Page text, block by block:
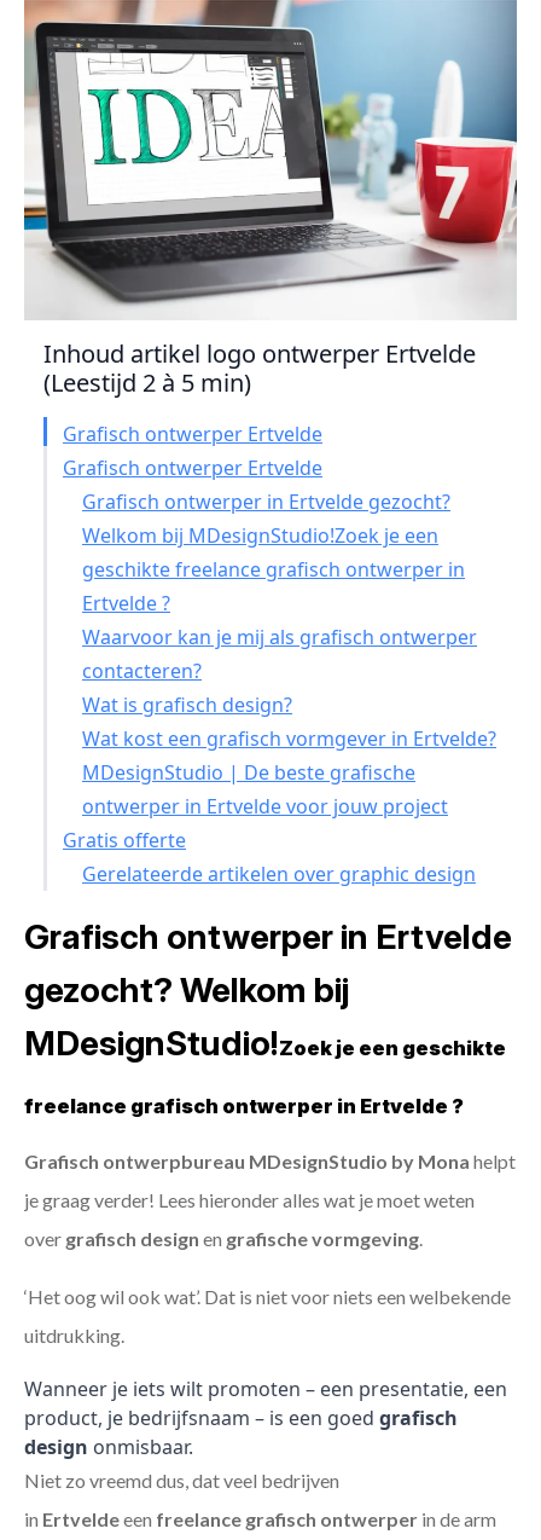
Inhoud artikel logo ontwerper Ertvelde
(Leestijd 2 à 5 min)
Grafisch ontwerper Ertvelde
Grafisch ontwerper Ertvelde
Grafisch ontwerper in Ertvelde gezocht?
Welkom bij MDesignStudio!Zoek je een
geschikte freelance grafisch ontwerper in
Ertvelde ?
Waarvoor kan je mij als grafisch ontwerper
contacteren?
Wat is grafisch design?
Wat kost een grafisch vormgever in Ertvelde?
MDesignStudio | De beste grafische
ontwerper in Ertvelde voor jouw project
Gratis offerte
Gerelateerde artikelen over graphic design
Grafisch ontwerper in Ertvelde
gezocht? Welkom bij
MDesignStudio!Zoek je een geschikte
freelance grafisch ontwerper in Ertvelde ?
Grafisch ontwerpbureau MDesignStudio by Mona helpt
je graag verder! Lees hieronder alles wat je moet weten
over grafisch design en grafische vormgeving
‘Het oog wil ook wat’. Dat is niet voor niets een welbekende
uitdrukking.
Wanneer je iets wilt promoten – een presentatie, een
product, je bedrijfsnaam – is een goed grafisch
design onmisbaar.
Niet zo vreemd dus, dat veel bedrijven
in Ertveldeeen freelance grafisch ontwerper in de arm